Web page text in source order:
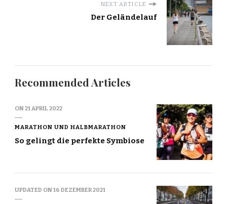
NEXT ARTICLE
Der Geländelauf
Recommended Articles
ON21 APRIL 2022
MARATHON UND HALBMARATHON
So gelingt die perfekte Symbiose
UPDATED ON16 DEZEMBER 2021